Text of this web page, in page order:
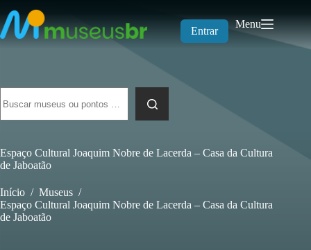
para
o
conteúdo
Entrar
Menu
resultados
Espaço Cultural Joaquim Nobre de Lacerda – Casa da Cultura
de Jaboatão
Início / Museus /
Espaço Cultural Joaquim Nobre de Lacerda – Casa da Cultura
de Jaboatão